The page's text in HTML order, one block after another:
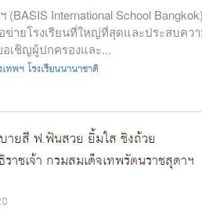
International School Bangkok)
อข่ายโรงเรียนที่ใหญ่ที่สุดและประสบคว
อเชิญผู้ปกครองและ...
เทพฯโรงเรียนนานาชาติ
ายสี ฟ.ฟันสวย ยิ้มใส ชิงถ้วย
าชเจ้า กรมสมเด็จเทพรัตนราชสุดาฯ